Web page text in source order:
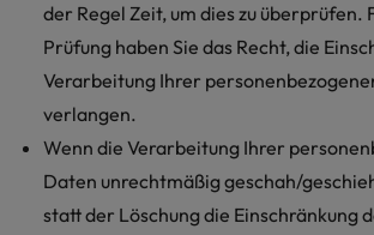
der Regel Zeit, um dies zu überprüfen.
Prüfung haben Sie das Recht, die
Verarbeitung Ihrer
verlangen.
Wenn die Verarbeitung Ihrer
Daten unrechtmäßig geschah/
statt der Löschung die Einschränkung